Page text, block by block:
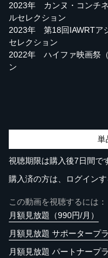
2023年 カンヌ・コンチ
ルセレクション
2023年 第18回IAWRTア
セレクション
2022年 ハイファ映画祭
ン
単
視聴期限は購入後7日間で
購入済の方は、ログイン
この動画を視聴するには：
月額見放題（990円/月）
月額見放題 サポータープ
月額見放題 パートナープ